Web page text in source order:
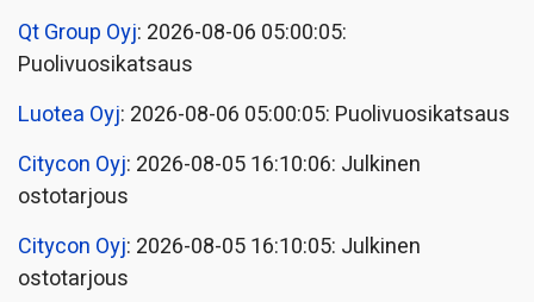
Qt Group Oyj: 2026-08-06 05:00:05:
Puolivuosikatsaus
Luotea Oyj: 2026-08-06 05:00:05: Puolivuosikatsaus
Citycon Oyj: 2026-08-05 16:10:06: Julkinen
ostotarjous
Citycon Oyj: 2026-08-05 16:10:05: Julkinen
ostotarjous